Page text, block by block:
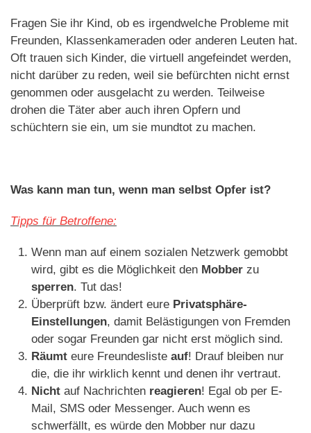
Fragen Sie ihr Kind, ob es irgendwelche Probleme mit
Freunden, Klassenkameraden oder anderen Leuten hat.
Oft trauen sich Kinder, die virtuell angefeindet werden,
nicht darüber zu reden, weil sie befürchten nicht ernst
genommen oder ausgelacht zu werden. Teilweise
drohen die Täter aber auch ihren Opfern und
schüchtern sie ein, um sie mundtot zu machen.
Was kann man tun, wenn man selbst Opfer ist?
Tipps für Betroffene:
Wenn man auf einem sozialen Netzwerk gemobbt
wird, gibt es die Möglichkeit den Mobber zu
sperren. Tut das!
Überprüft bzw. ändert eure Privatsphäre-
Einstellungen, damit Belästigungen von Fremden
oder sogar Freunden gar nicht erst möglich sind.
Räumt eure Freundesliste auf! Drauf bleiben nur
die, die ihr wirklich kennt und denen ihr vertraut.
Nicht auf Nachrichten reagieren! Egal ob per E-
Mail, SMS oder Messenger. Auch wenn es
schwerfällt, es würde den Mobber nur dazu